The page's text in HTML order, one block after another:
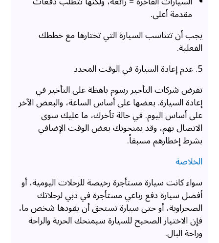
مقدمة أعلى.
يجب أن تتناسب السيارة التي تختارها مع خططك
الفعلية.
5. عدم إعادة السيارة في الوقت المحدد
تفرض شركات التأجير رسوم باهظة على التأخير في
إعادة السيارة. بعضها على أساس الساعة، والبعض الآخر
على أساس اليوم. في حالة تأخرك، ما عليك سوى
الاتصال بهم، وقد يمنحونك بعض الوقت الإضافي
بشرط إخطارهم مسبقاً.
الخلاصة
سواء كانت سيارة مستأجرة رخيصة للرحلات اليومية، أو
أفضل سيارة دفع رباعي مستأجرة في دبي لرحلاتك
الصحراوية، أو حتى سيارة تستحق أن يقودها شخص ما،
فإن الاختيار الصحيح للسيارة سيمنحك الحرية والراحة
وراحة البال.